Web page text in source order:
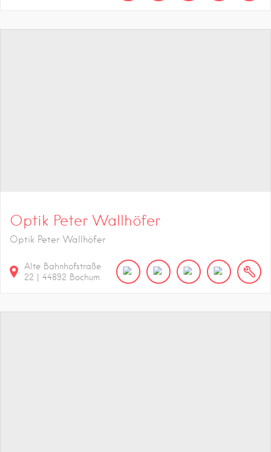
Optik Peter Wallhöfer
Optik Peter Wallhöfer
Alte Bahnhofstraße
22
44892 Bochum